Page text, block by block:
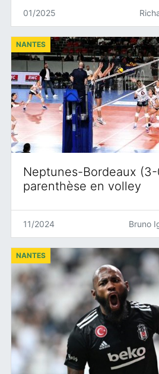
01/2025
Neptunes-Bordeaux
parenthèse en volley
NANTES
11/2024 Bruno
NANTES